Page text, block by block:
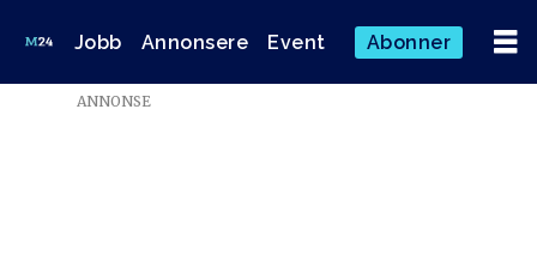
Jobb Annonsere Event Abonner
ANNONSE